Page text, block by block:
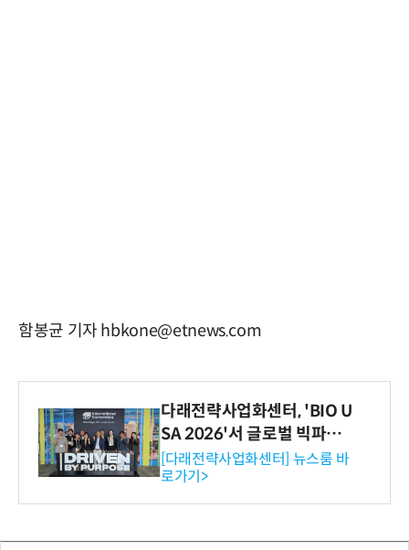
함봉균 기자 hbkone@etnews.com
다래전략사업화센터, 'BIO U
SA 2026'서 글로벌 빅파마
와의 비즈니스 미팅 지원…K
-바이오 해외 진출 교두보 확
보
[다래전략사업화센터] 뉴스룸 바
로가기>